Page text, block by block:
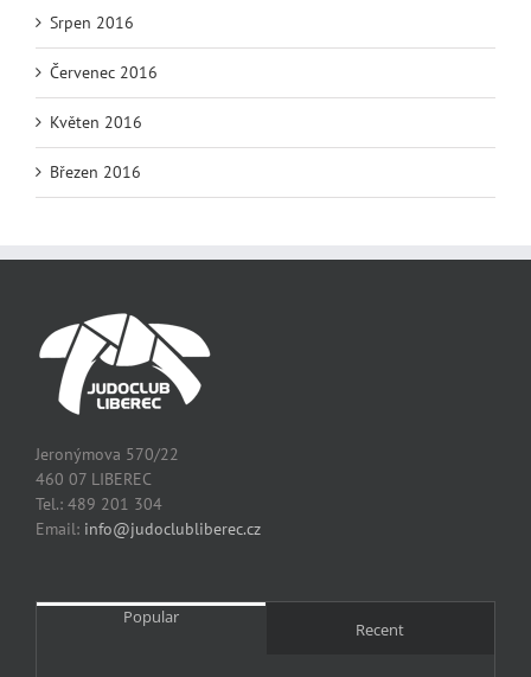
Srpen 2016
Červenec 2016
Květen 2016
Březen 2016
Jeronýmova 570/22
460 07 LIBEREC
Tel.: 489 201 304
Email: info@judoclubliberec.cz
Popular
Recent